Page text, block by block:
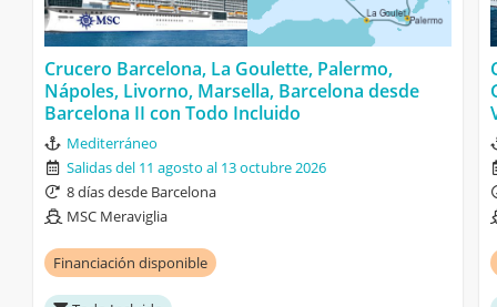
Crucero Barcelona, La Goulette, Palermo,
Nápoles, Livorno, Marsella, Barcelona desde
Barcelona II con Todo Incluido
Mediterráneo
Salidas del 11 agosto al 13 octubre 2026
8 días desde Barcelona
MSC Meraviglia
Financiación disponible